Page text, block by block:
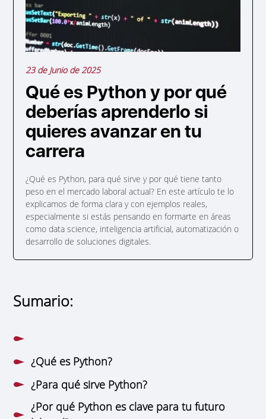
23 de Junio de 2025
Qué es Python y por qué
deberías aprenderlo si
quieres avanzar en tu
carrera
¿Qué es Python, para qué sirve y por qué tiene tanto
peso en el mercado laboral actual? En este artículo te lo
explicamos de forma clara y con ejemplos reales,
especialmente si estás pensando en formarte en áreas
como data science, inteligencia artificial, automatización o
desarrollo de soluciones digitales.
Sumario:
¿Qué es Python?
¿Para qué sirve Python?
¿Por qué Python es clave para tu futuro